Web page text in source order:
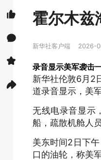
霍尔木兹
新华社客户端 2026-
录音显示美军袭击
新华社伦敦6月2
道录音显示，美
无线电录音显示
船，疏散机舱人
美东时间2日下
口的油轮，称美